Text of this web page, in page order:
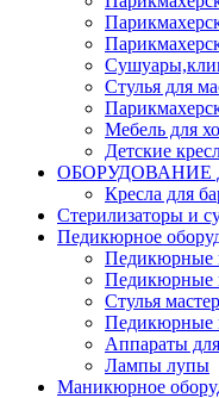
Стулья для
Мебель для
Детские
ОБОРУДОВАНИЕ
Кресла для
Стерилизаторы и
Педикюрное
Педикюрные
Педикюрные
Стулья
Педикюрные
Аппараты
Лампы лупы
Маникюрное